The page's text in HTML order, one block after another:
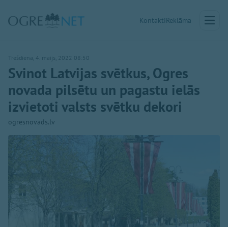
KontaktiReklāma
Trešdiena, 4. maijs, 2022 08:50
Svinot Latvijas svētkus, Ogres
novada pilsētu un pagastu ielās
izvietoti valsts svētku dekori
ogresnovads.lv